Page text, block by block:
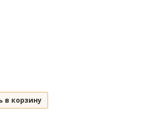
в корзину